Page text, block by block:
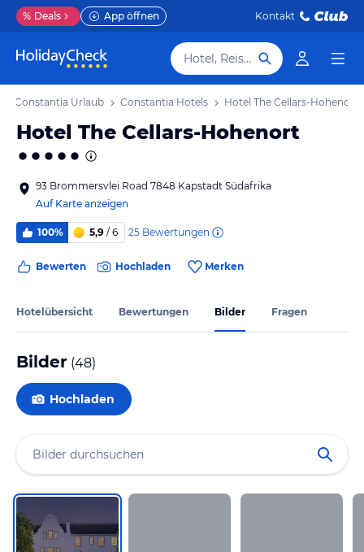
% Deals App öffnen Kontakt
Hotel, Reiseziel
Constantia Urlaub Constantia Hotels Hotel The Cellars-Hohenort
Hotel The Cellars-Hohenort
93 Brommersvlei Road 7848 Kapstadt Südafrika
Auf Karte anzeigen
100% 5,9 / 6 25 Bewertungen
Bewerten Hochladen Merken
Hotelübersicht Bewertungen Bilder Fragen
Bilder (48)
Hochladen